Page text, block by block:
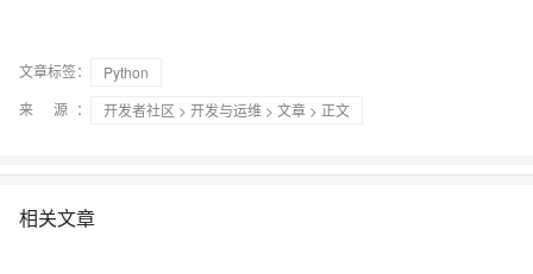
文章标签：
Python
来 源：
开发者社区 > 开发与运维 > 文章 > 正文
相关文章